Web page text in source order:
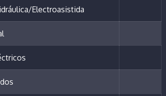
Electroasistida